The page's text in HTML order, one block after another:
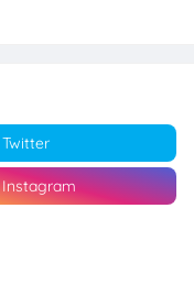
Twitter
Instagram